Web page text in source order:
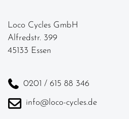
Loco Cycles GmbH
Alfredstr. 399
45133 Essen
0201 / 615 88 346
info@loco-cycles.de